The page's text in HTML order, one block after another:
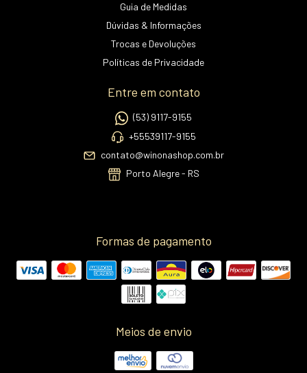
Guia de Medidas
Dúvidas & Informações
Trocas e Devoluções
Políticas de Privacidade
Entre em contato
(53) 9117-9155
+55539117-9155
contato@winonashop.com.br
Porto Alegre - RS
Formas de pagamento
Meios de envio